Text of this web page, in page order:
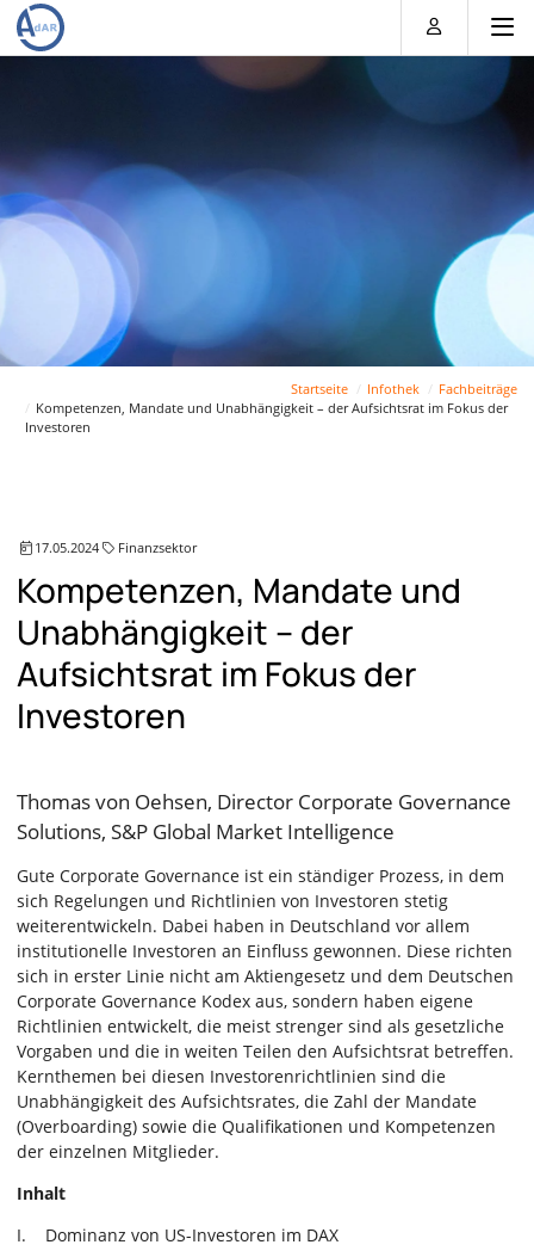
Direkt
zum
Inhalt
Direkt
zum
Hauptmenu
Direkt
zur
Suche
Direkt
zum
Footer
Startseite Infothek
Fachbeiträge
Kompetenzen, Mandate und Unabhängigkeit – der Aufsichtsrat im Fokus der
Investoren
17.05.2024 Finanzsektor
Kompetenzen, Mandate und
Unabhängigkeit – der
Aufsichtsrat im Fokus der
Investoren
Thomas von Oehsen, Director Corporate Governance
Solutions, S&P Global Market Intelligence
Gute Corporate Governance ist ein ständiger Prozess, in dem
sich Regelungen und Richtlinien von Investoren stetig
weiterentwickeln. Dabei haben in Deutschland vor allem
institutionelle Investoren an Einfluss gewonnen. Diese richten
sich in erster Linie nicht am Aktiengesetz und dem Deutschen
Corporate Governance Kodex aus, sondern haben eigene
Richtlinien entwickelt, die meist strenger sind als gesetzliche
Vorgaben und die in weiten Teilen den Aufsichtsrat betreffen.
Kernthemen bei diesen Investorenrichtlinien sind die
Unabhängigkeit des Aufsichtsrates, die Zahl der Mandate
(Overboarding) sowie die Qualifikationen und Kompetenzen
der einzelnen Mitglieder.
Inhalt
I. Dominanz von US-Investoren im DAX